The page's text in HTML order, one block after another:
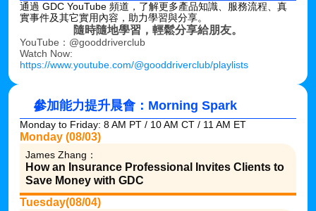
通過 GDC YouTube 頻道，了解更多產品知識、服務流程、真
實事件及其它實用內容，助力學習與分享。
隨時隨地學習，輕鬆分享給朋友。
YouTube：@gooddriverclub
https://www.youtube.com/@gooddriverclub/playlists
參加能力提升晨會：Morning Spark
Monday to Friday: 8 AM PT / 10 AM CT / 11 AM ET
Monday (08/03)
James Zhang：
How an Insurance Professional Invites Clients to
Save Money with GDC
Tuesday(08/04)